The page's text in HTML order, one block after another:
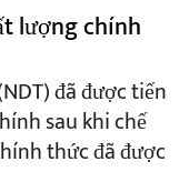
lượng chính
đã được tiến
sau khi chế
thức đã được